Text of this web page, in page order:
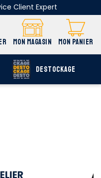
Client Expert
MON MAGASIN MON PANIER
DESTOCKAGE